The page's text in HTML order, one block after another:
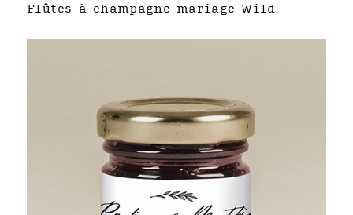
Flûtes à champagne mariage Wild